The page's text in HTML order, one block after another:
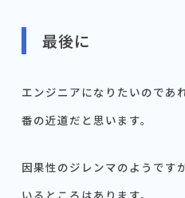
最後に
エンジニアになりたいのであ
番の近道だと思います。
因果性のジレンマのようです